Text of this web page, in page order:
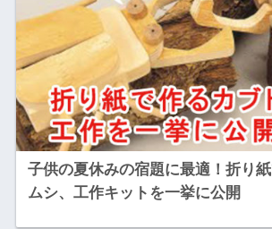
子供の夏休みの宿題に最適！折り
ムシ、工作キットを一挙に公開